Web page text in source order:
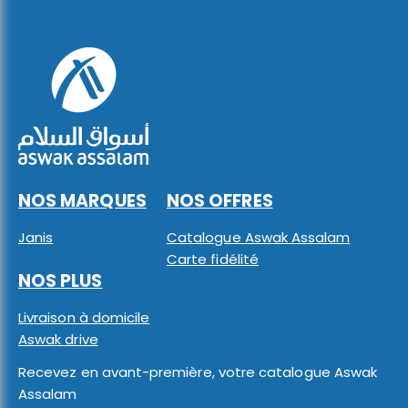
NOS MARQUES
Janis
NOS OFFRES
Catalogue Aswak Assalam
Carte fidélité
NOS PLUS
Livraison à domicile
Aswak drive
Recevez en avant-première, votre catalogue Aswak
Assalam